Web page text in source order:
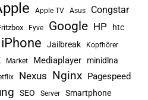
Apple TV Asus Congstar
Fyve Google HP htc
iPhone Jailbreak Kopfhörer
Market Mediaplayer minidlna
Nexus Nginx Pagespeed
SEO Server Smartphone